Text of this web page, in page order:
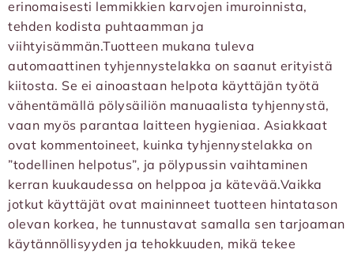
erinomaisesti lemmikkien karvojen imuroinnista,
tehden kodista puhtaamman ja
viihtyisämmän.Tuotteen mukana tuleva
automaattinen tyhjennystelakka on saanut erityistä
kiitosta. Se ei ainoastaan helpota käyttäjän työtä
vähentämällä pölysäiliön manuaalista tyhjennystä,
vaan myös parantaa laitteen hygieniaa. Asiakkaat
ovat kommentoineet, kuinka tyhjennystelakka on
”todellinen helpotus”, ja pölypussin vaihtaminen
kerran kuukaudessa on helppoa ja kätevää.Vaikka
jotkut käyttäjät ovat maininneet tuotteen hintatason
olevan korkea, he tunnustavat samalla sen tarjoaman
käytännöllisyyden ja tehokkuuden, mikä tekee